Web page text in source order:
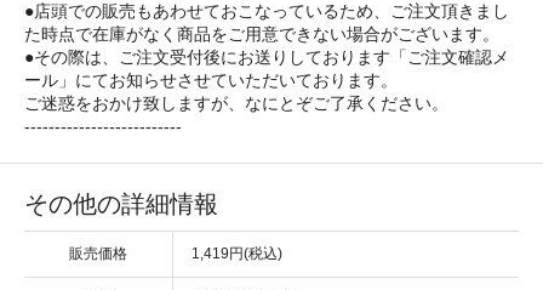
●店頭での販売もあわせておこなっているため、ご注文頂きまし
た時点で在庫がなく商品をご用意できない場合がございます。
●その際は、ご注文受付後にお送りしております「ご注文確認メ
ール」にてお知らせさせていただいております。
ご迷惑をおかけ致しますが、なにとぞご了承ください。
--------------------------
その他の詳細情報
販売価格 1,419円(税込)